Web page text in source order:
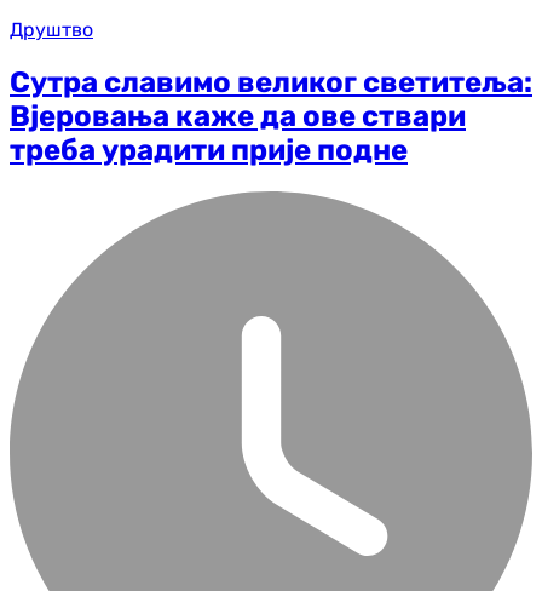
Друштво
Сутра славимо великог светитеља:
Вјеровања каже да ове ствари
треба урадити прије подне